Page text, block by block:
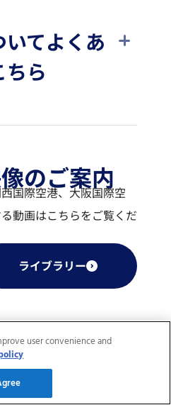
てよくあ
ら
のご案内
国際空港、大阪国際空
動画はこちらをご覧くだ
ライブラリー
ム・カウン
user convenience and